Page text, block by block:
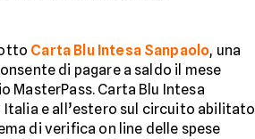
Carta Blu Intesa Sanpaolo, una
di pagare a saldo il mese
MasterPass. Carta Blu Intesa
e all’estero sul circuito abilitato
di verifica on line delle spese